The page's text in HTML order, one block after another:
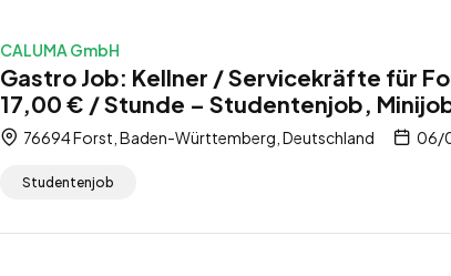
CALUMA GmbH
Gastro Job: Kellner / Servicekräfte für
17,00 € / Stunde – Studentenjob,
76694 Forst, Baden-Württemberg, Deutschland 06/
Studentenjob